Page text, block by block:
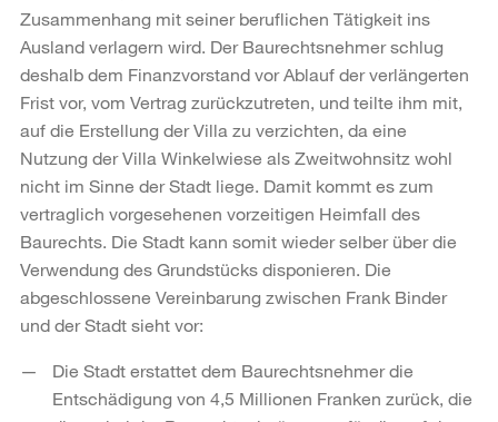
Zusammenhang mit seiner beruflichen Tätigkeit ins
Ausland verlagern wird. Der Baurechtsnehmer schlug
deshalb dem Finanzvorstand vor Ablauf der verlängerten
Frist vor, vom Vertrag zurückzutreten, und teilte ihm mit,
auf die Erstellung der Villa zu verzichten, da eine
Nutzung der Villa Winkelwiese als Zweitwohnsitz wohl
nicht im Sinne der Stadt liege. Damit kommt es zum
vertraglich vorgesehenen vorzeitigen Heimfall des
Baurechts. Die Stadt kann somit wieder selber über die
Verwendung des Grundstücks disponieren. Die
abgeschlossene Vereinbarung zwischen Frank Binder
und der Stadt sieht vor:
Die Stadt erstattet dem Baurechtsnehmer die
Entschädigung von 4,5 Millionen Franken zurück, die